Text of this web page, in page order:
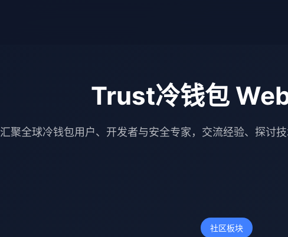
Trust冷钱包
汇聚全球冷钱包用户、开发者与安全专家，交流经验、探讨
社区板块